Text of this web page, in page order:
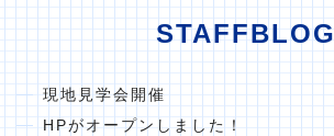
STAFFBLOG
現地見学会開催
HPがオープンしました！